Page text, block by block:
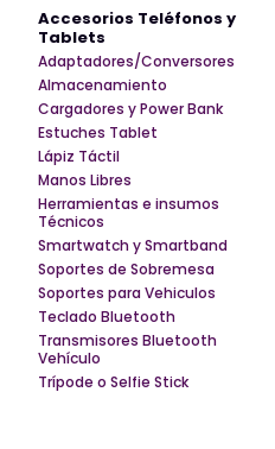
Accesorios Teléfonos y
Tablets
Adaptadores/Conversores
Almacenamiento
Cargadores y Power Bank
Estuches Tablet
Lápiz Táctil
Manos Libres
Herramientas e insumos
Técnicos
Smartwatch y Smartband
Soportes de Sobremesa
Soportes para Vehiculos
Teclado Bluetooth
Transmisores Bluetooth
Vehículo
Trípode o Selfie Stick